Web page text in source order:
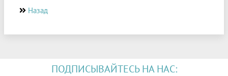
Назад
ПОДПИСЫВАЙТЕСЬ НА НАС: